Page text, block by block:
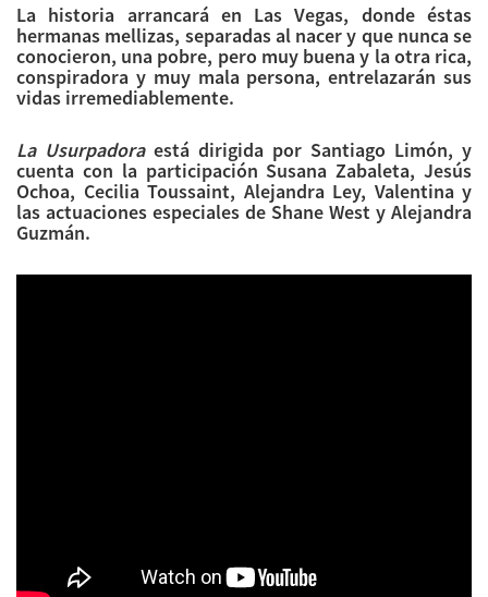
La historia arrancará en Las Vegas, donde éstas
hermanas mellizas, separadas al nacer y que nunca se
conocieron, una pobre, pero muy buena y la otra rica,
conspiradora y muy mala persona, entrelazarán sus
vidas irremediablemente.
La Usurpadoraestá dirigida por Santiago Limón, y
cuenta con la participación Susana Zabaleta, Jesús
Ochoa, Cecilia Toussaint, Alejandra Ley, Valentina y
las actuaciones especiales de Shane West y Alejandra
Guzmán.